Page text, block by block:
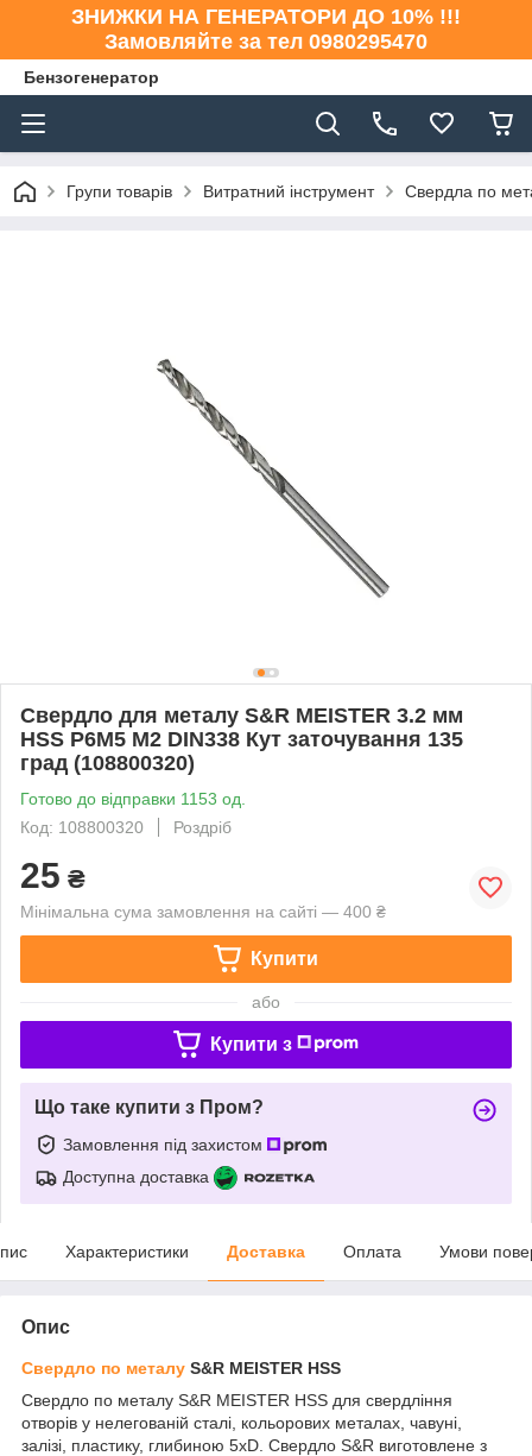
ЗНИЖКИ НА ГЕНЕРАТОРИ ДО 10% !!!
Замовляйте за тел 0980295470
Бензогенератор
Групи товарів Витратний інструмент Свердла по
Свердло для металу S&R MEISTER 3.2 мм
HSS Р6М5 М2 DIN338 Кут заточування 135
град (108800320)
Готово до відправки 1153 од.
Код: 108800320
Роздріб
25 ₴
Мінімальна сума замовлення на сайті — 400 ₴
Купити
або
Купити з
Що таке купити з Пром?
Замовлення під захистом
Доступна доставка
Характеристики Доставка Оплата Умови
Опис
Свердло по металу S&R MEISTER HSS
Свердло по металу S&R MEISTER HSS для свердління
отворів у нелегованій сталі, кольорових металах, чавуні,
залізі, пластику, глибиною 5хD. Свердло S&R виготовлене з